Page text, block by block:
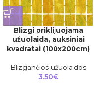
Blizgi priklijuojama
užuolaida, auksiniai
kvadratai (100x200cm)
Blizgančios užuolaidos
3.50€